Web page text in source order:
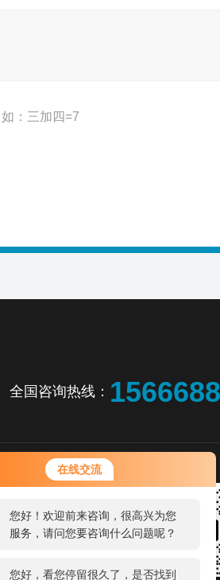
在线交流
您好！欢迎前来咨询，很高兴为您
服务，请问您要咨询什么问题呢？
您好，看您停留很久了，是否找到
了需求产品，您可以直接在线与我
：三加四=7
全国咨询热线：